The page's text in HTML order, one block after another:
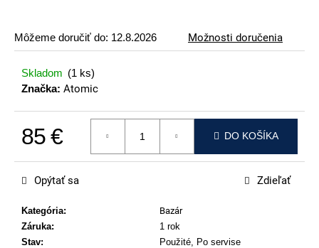
Môžeme doručiť do: 12.8.2026 Možnosti doručenia
Skladom (1 ks)
Značka: Atomic
85 €
Jednotková cena:
DO KOŠÍKA
Kategória:
Bazár
Záruka:
1 rok
Stav: Použité, Po servise
Opýtať sa Zdieľať
o
r
ú
č
e
VOLKL
RACETIGER
SL
WORLDCUP
369